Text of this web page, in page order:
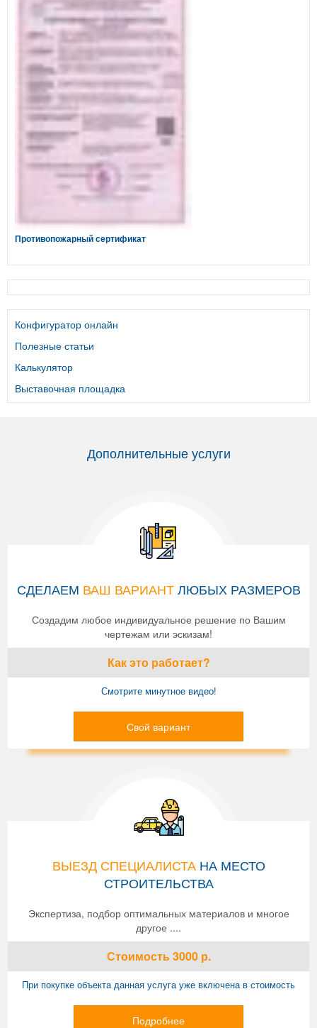
Противопожарный сертификат
Конфигуратор онлайн
Полезные статьи
Калькулятор
Выставочная площадка
Дополнительные услуги
СДЕЛАЕМ ВАШ ВАРИАНТЛЮБЫХ РАЗМЕРОВ
Создадим любое индивидуальное решение по Вашим
чертежам или эскизам!
Как это работает?
Смотрите минутное видео!
Свой вариант
ВЫЕЗД СПЕЦИАЛИСТАНА МЕСТО
СТРОИТЕЛЬСТВА
Экспертиза, подбор оптимальных материалов и многое
другое ....
Стоимость3000р.
При покупке объекта данная услуга уже включена в стоимость
Подробнее